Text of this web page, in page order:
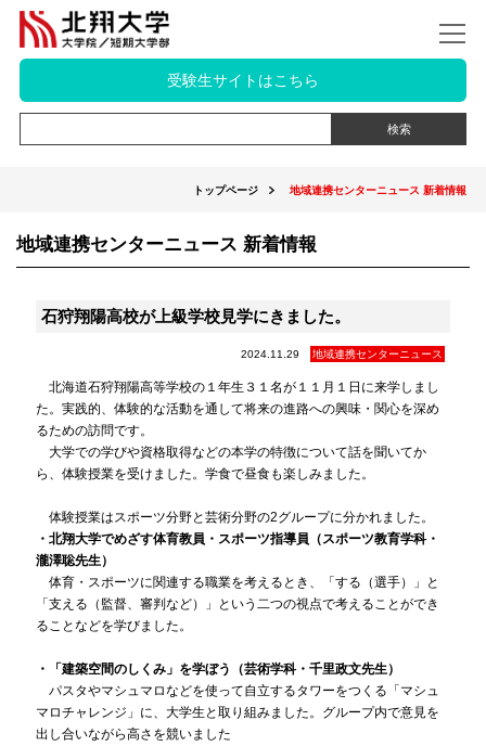
受験生サイトはこちら
トップページ 地域連携センターニュース 新着情報
地域連携センターニュース 新着情報
石狩翔陽高校が上級学校見学にきました。
2024.11.29 地域連携センターニュース
北海道石狩翔陽高等学校の１年生３１名が１１月１日に来学しまし
た。実践的、体験的な活動を通して将来の進路への興味・関心を深め
るための訪問です。
大学での学びや資格取得などの本学の特徴について話を聞いてか
ら、体験授業を受けました。学食で昼食も楽しみました。
体験授業はスポーツ分野と芸術分野の2グループに分かれました。
・北翔大学でめざす体育教員・スポーツ指導員（スポーツ教育学科・
瀧澤聡先生）
体育・スポーツに関連する職業を考えるとき、「する（選手）」と
「支える（監督、審判など）」という二つの視点で考えることができ
ることなどを学びました。
・「建築空間のしくみ」を学ぼう（芸術学科・千里政文先生）
パスタやマシュマロなどを使って自立するタワーをつくる「マシュ
マロチャレンジ」に、大学生と取り組みました。グループ内で意見を
出し合いながら高さを競いました